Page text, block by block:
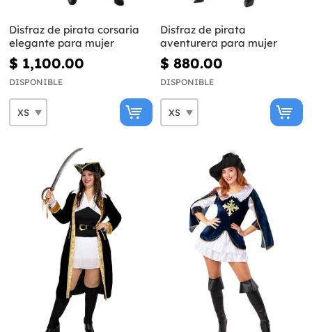
Disfraz de pirata corsaria
elegante para mujer
$ 1,100.00
DISPONIBLE
Disfraz de pirata
aventurera para mujer
$ 880.00
DISPONIBLE